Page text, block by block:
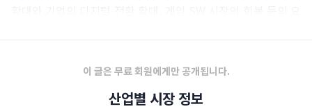
이 글은 무료 회원에게만 공개됩니다.
산업별 시장 정보